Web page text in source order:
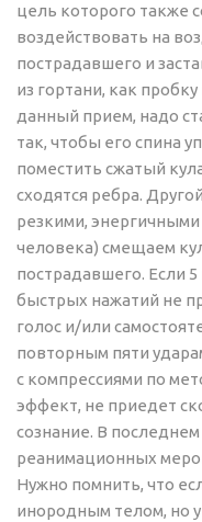
цель которого также
воздействовать на
пострадавшего и
из гортани, как
данный прием, надо
так, чтобы его спина
поместить сжатый
сходятся ребра.
резкими,
человека) смещаем
пострадавшего. Если
быстрых нажатий не
голос и/или
повторным пяти
с компрессиями по
эффект, не приедет
сознание. В
реанимационных
Нужно помнить, что
инородным телом, но